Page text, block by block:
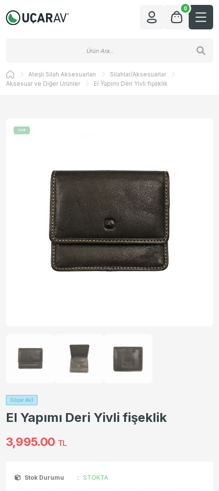
0
Ateşli Silah Aksesuarları
Silahlar/Aksesuarlar
Aksesuar ve Diğer Ürünler
El Yapımı Deri Yivli fişeklik
YENİ
(Uçar Av)
El Yapımı Deri Yivli fişeklik
3,995.00 TL
Stok Durumu : STOKTA